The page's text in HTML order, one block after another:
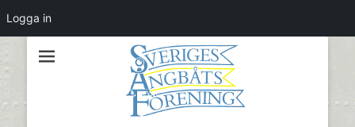
Logga in